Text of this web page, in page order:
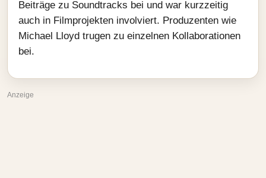
Beiträge zu Soundtracks bei und war kurzzeitig
auch in Filmprojekten involviert. Produzenten wie
Michael Lloyd trugen zu einzelnen Kollaborationen
bei.
Anzeige